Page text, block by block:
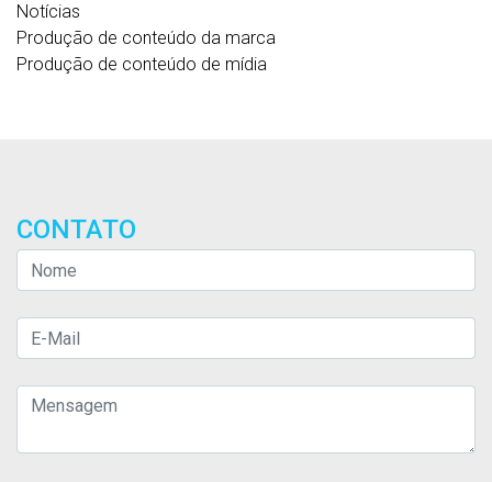
Notícias
Produção de conteúdo da marca
Produção de conteúdo de mídia
CONTATO